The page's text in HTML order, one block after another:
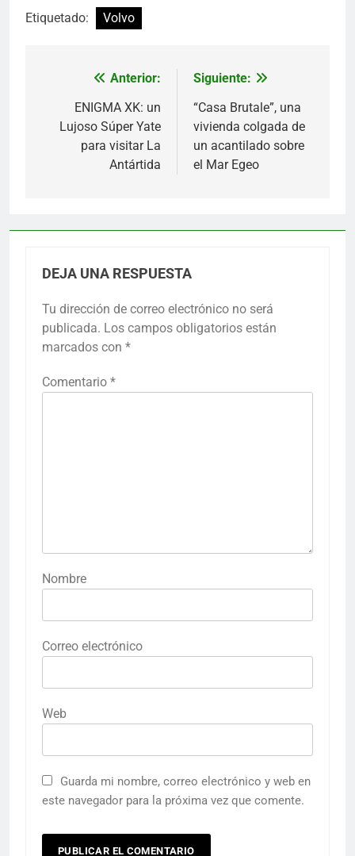
Etiquetado: Volvo
Navegación
entradas
Anterior:
ENIGMA XK: un
Lujoso Súper Yate
para visitar La
Antártida
Siguiente:
“Casa Brutale”, una
vivienda colgada de
un acantilado sobre
el Mar Egeo
DEJA UNA RESPUESTA
Tu dirección de correo electrónico no será
publicada. Los campos obligatorios están
marcados con *
Comentario *
Nombre
Correo electrónico
Web
Guarda mi nombre, correo electrónico y web en
este navegador para la próxima vez que comente.